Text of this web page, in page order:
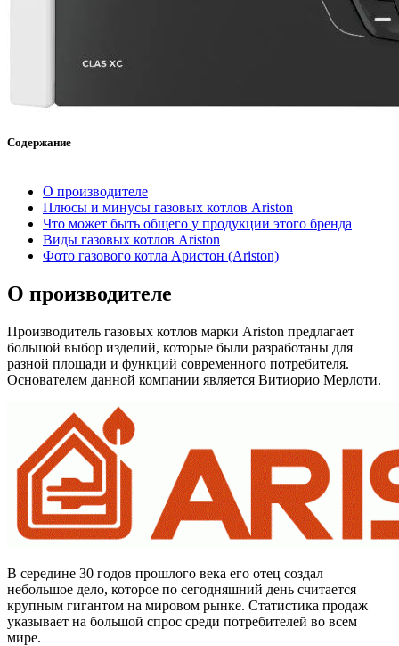
Содержание
О производителе
Плюсы и минусы газовых котлов Ariston
Что может быть общего у продукции этого бренда
Виды газовых котлов Ariston
Фото газового котла Аристон (Ariston)
О производителе
Производитель газовых котлов марки Ariston предлагает
большой выбор изделий, которые были разработаны для
разной площади и функций современного потребителя.
Основателем данной компании является Витиорио Мерлоти.
В середине 30 годов прошлого века его отец создал
небольшое дело, которое по сегодняшний день считается
крупным гигантом на мировом рынке. Статистика продаж
указывает на большой спрос среди потребителей во всем
мире.